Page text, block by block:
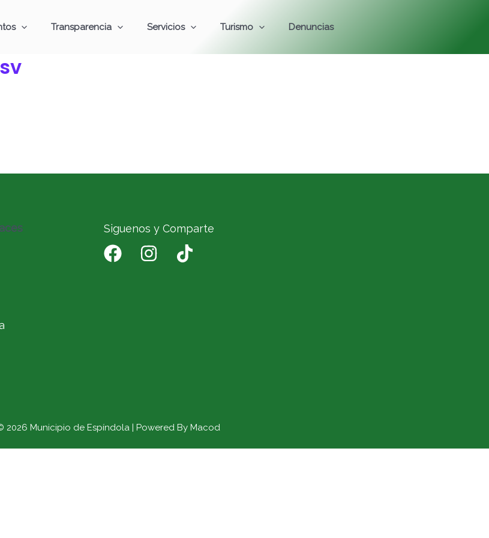
Transparencia Servicios Turismo Denuncias
Siguenos y Comparte
2026 Municipio de Espíndola | Powered By Macod